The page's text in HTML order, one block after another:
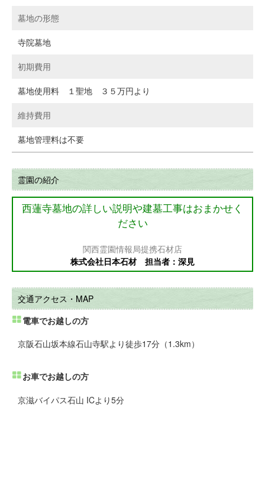
墓地の形態
寺院墓地
初期費用
墓地使用料 １聖地 ３５万円より
維持費用
墓地管理料は不要
霊園の紹介
西蓮寺墓地の詳しい説明や建墓工事はおまかせく
ださい
関西霊園情報局提携石材店
株式会社日本石材 担当者：深見
交通アクセス・MAP
電車でお越しの方
京阪石山坂本線石山寺駅より徒歩17分（1.3km）
お車でお越しの方
京滋バイパス石山 ICより5分